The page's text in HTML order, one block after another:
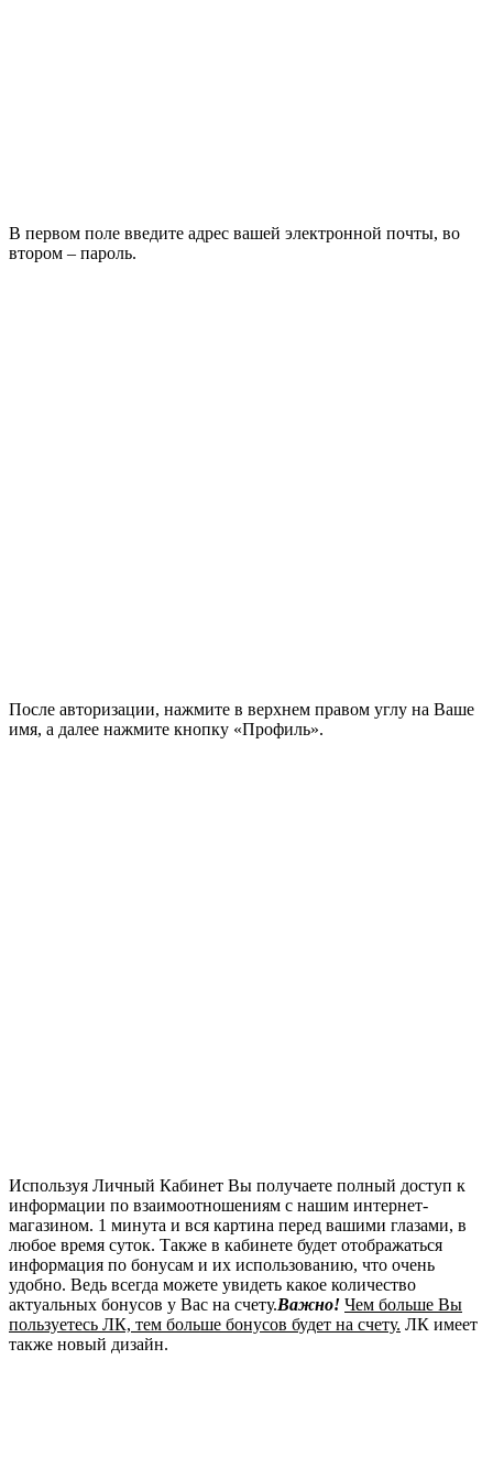
В первом поле введите адрес вашей электронной почты, во
втором – пароль.
После авторизации, нажмите в верхнем правом углу на Ваше
имя, а далее нажмите кнопку «Профиль».
Используя Личный Кабинет Вы получаете полный доступ к
информации по взаимоотношениям с нашим интернет-
магазином. 1 минута и вся картина перед вашими глазами, в
любое время суток. Также в кабинете будет отображаться
информация по бонусам и их использованию, что очень
удобно. Ведь всегда можете увидеть какое количество
актуальных бонусов у Вас на счету.Важно! Чем больше Вы
пользуетесь ЛК, тем больше бонусов будет на счету. ЛК имеет
также новый дизайн.